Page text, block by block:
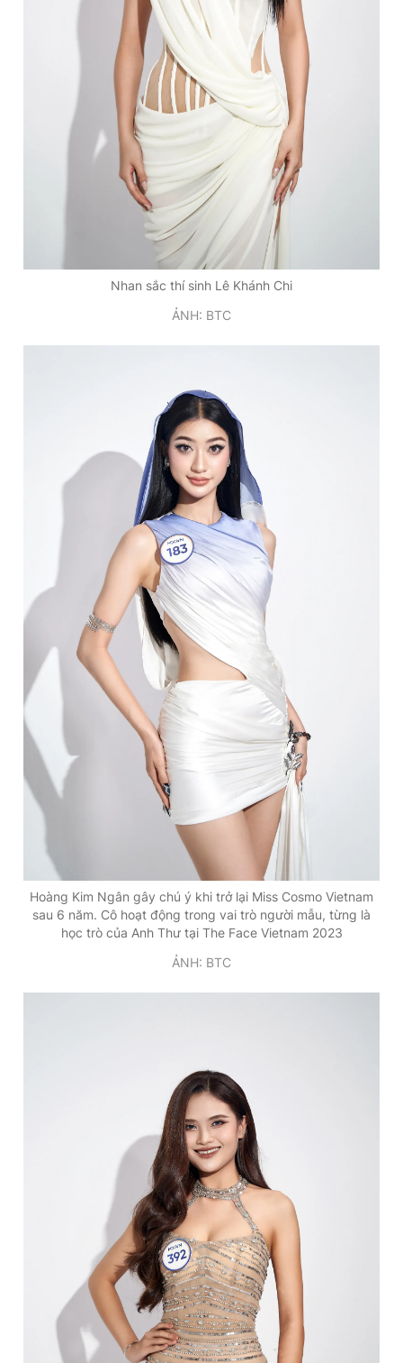
Nhan sắc thí sinh Lê Khánh Chi
ẢNH: BTC
Hoàng Kim Ngân gây chú ý khi trở lại Miss Cosmo Vietnam
sau 6 năm. Cô hoạt động trong vai trò người mẫu, từng là
học trò của Anh Thư tại The Face Vietnam 2023
ẢNH: BTC